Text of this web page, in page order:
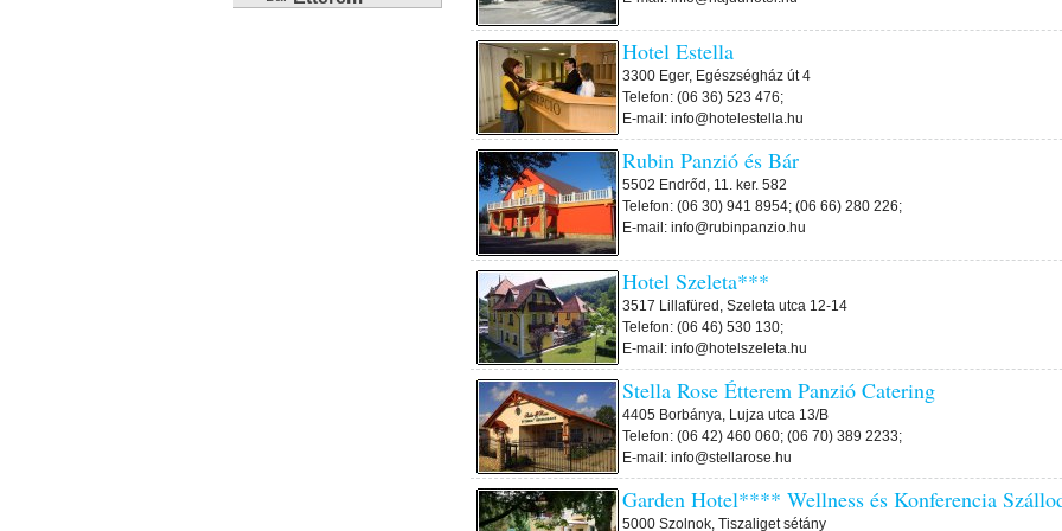
Hotel Estella
3300 Eger, Egészségház út 4
Telefon: (06 36) 523 476;
E-mail: info@hotelestella.hu
Rubin Panzió és Bár
5502 Endrőd, 11. ker. 582
Telefon: (06 30) 941 8954; (06 66) 280 226;
E-mail: info@rubinpanzio.hu
Hotel Szeleta***
3517 Lillafüred, Szeleta utca 12-14
Telefon: (06 46) 530 130;
E-mail: info@hotelszeleta.hu
Stella Rose Étterem Panzió Catering
4405 Borbánya, Lujza utca 13/B
Telefon: (06 42) 460 060; (06 70) 389 2233;
E-mail: info@stellarose.hu
Garden Hotel**** Wellness és Konferencia
5000 Szolnok, Tiszaliget sétány